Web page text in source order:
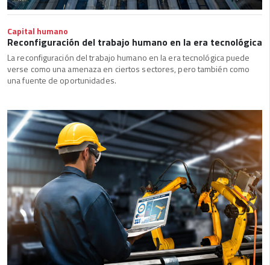
Capital humano
Reconfiguración del trabajo humano en la era tecnológica
La reconfiguración del trabajo humano en la era tecnológica puede
verse como una amenaza en ciertos sectores, pero también como
una fuente de oportunidades.